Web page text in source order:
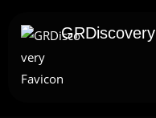
GRDiscovery